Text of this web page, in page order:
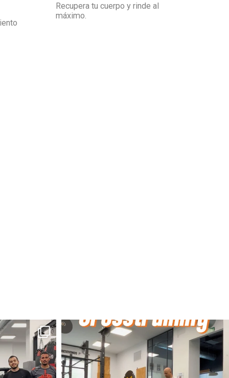
Recupera tu cuerpo y rinde al
máximo.